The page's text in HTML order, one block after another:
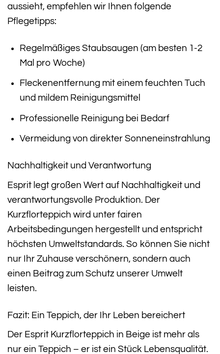
aussieht, empfehlen wir Ihnen folgende
Pflegetipps:
Regelmäßiges Staubsaugen (am besten 1-2
Mal pro Woche)
Fleckenentfernung mit einem feuchten Tuch
und mildem Reinigungsmittel
Professionelle Reinigung bei Bedarf
Vermeidung von direkter Sonneneinstrahlung
Nachhaltigkeit und Verantwortung
Esprit legt großen Wert auf Nachhaltigkeit und
verantwortungsvolle Produktion. Der
Kurzflorteppich wird unter fairen
Arbeitsbedingungen hergestellt und entspricht
höchsten Umweltstandards. So können Sie nicht
nur Ihr Zuhause verschönern, sondern auch
einen Beitrag zum Schutz unserer Umwelt
leisten.
Fazit: Ein Teppich, der Ihr Leben bereichert
Der Esprit Kurzflorteppich in Beige ist mehr als
nur ein Teppich – er ist ein Stück Lebensqualität.